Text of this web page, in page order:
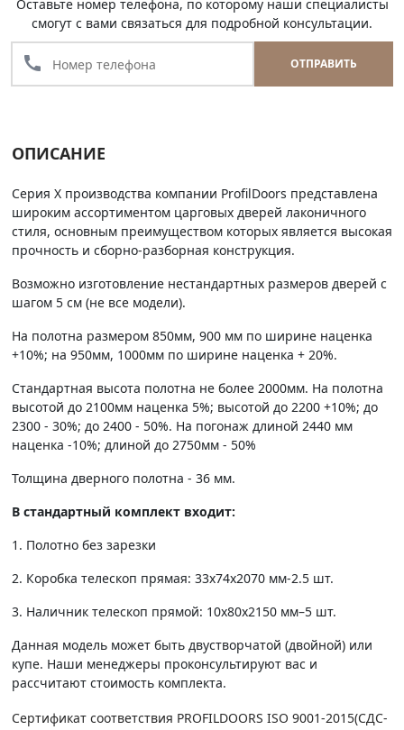
Оставьте номер телефона, по которому наши специалисты
смогут с вами связаться для подробной консультации.
call ОТПРАВИТЬ
ОПИСАНИЕ
Серия Х производства компании ProfilDoors представлена
широким ассортиментом царговых дверей лаконичного
стиля, основным преимуществом которых является высокая
прочность и сборно-разборная конструкция.
Возможно изготовление нестандартных размеров дверей с
шагом 5 см (не все модели).
На полотна размером 850мм, 900 мм по ширине наценка
+10%; на 950мм, 1000мм по ширине наценка + 20%.
Стандартная высота полотна не более 2000мм. На полотна
высотой до 2100мм наценка 5%; высотой до 2200 +10%; до
2300 - 30%; до 2400 - 50%. На погонаж длиной 2440 мм
наценка -10%; длиной до 2750мм - 50%
Толщина дверного полотна - 36 мм.
В стандартный комплект входит:
1. Полотно без зарезки
2. Коробка телескоп прямая: 33х74х2070 мм-2.5 шт.
3. Наличник телескоп прямой: 10х80х2150 мм–5 шт.
Данная модель может быть двустворчатой (двойной) или
купе. Наши менеджеры проконсультируют вас и
рассчитают стоимость комплекта.
Сертификат соответствия PROFILDOORS ISO 9001-2015(СДС-